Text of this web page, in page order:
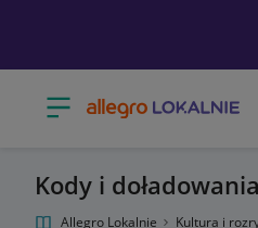
Otwórz menu z kategoriami
Kody i
Allegro Lokalnie Kultura i